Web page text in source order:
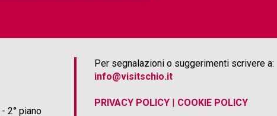
2° piano
Per segnalazioni o suggerimenti scrivere a:
info@visitschio.it
PRIVACY POLICY | COOKIE POLICY